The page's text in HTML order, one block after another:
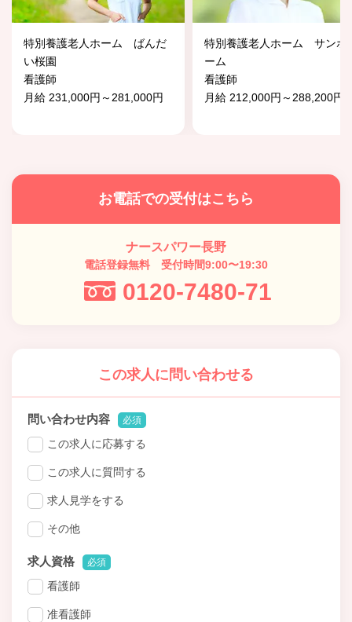
特別養護老人ホーム ばんだ
い桜園
看護師
月給 231,000円～281,000円
特別養護老人ホーム サンホ
ーム
看護師
月給 212,000円～288,200円
お電話での受付はこちら
ナースパワー長野
電話登録無料 受付時間9:00〜19:30
0120-7480-71
この求人に問い合わせる
問い合わせ内容 必須
この求人に応募する
この求人に質問する
求人見学をする
その他
求人資格 必須
看護師
准看護師